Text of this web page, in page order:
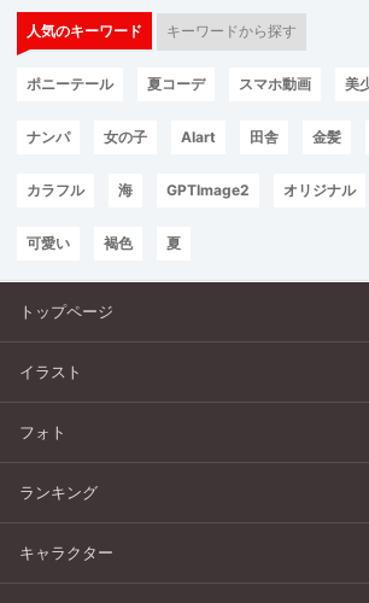
人気のキーワード キーワードから探す
ポニーテール 夏コーデ スマホ動画 美
ナンパ 女の子 AIart 田舎 金髪
カラフル 海 GPTImage2 オリジナル
可愛い 褐色 夏
トップページ
イラスト
フォト
ランキング
キャラクター